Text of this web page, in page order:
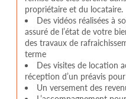
propriétaire et du locataire.
Des vidéos réalisées à
assuré de l’état de votre
des travaux de
terme
Des visites de location
réception d’un préavis
Un versement des